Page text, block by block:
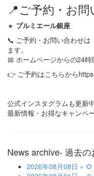
📍ご予約・お
🔸 プルミエール銀座
📞 ご予約・お問い合わせは
ます。
📅 ホームページからの24時
👉 ご予約はこちらから
公式インスタグラムも更新
最新情報・お得なキャンペ
News archive- 過去の
2026年08月08日 »